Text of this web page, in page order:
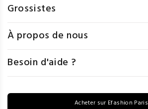
Grossistes
À propos de nous
Besoin d'aide ?
Acheter sur Efashion Paris